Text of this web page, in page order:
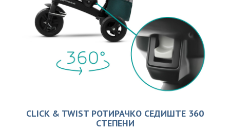
CLICK & TWIST РОТИРАЧКО СЕДИШТЕ 360
СТЕПЕНИ